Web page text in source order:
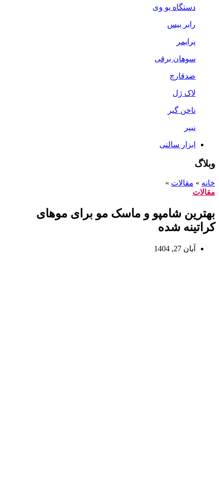
دستگاه یو وی
رابر بیس
پرایمر
سوهان برقی
ضدقارچ
لاک ژل
ناخن گیر
نیپر
ابزار سالنی
وبلاگ
خانه » مقالات »
مقالات
بهترین شامپو و ماسک مو برای موهای
کراتینه شده
آبان 27, 1404